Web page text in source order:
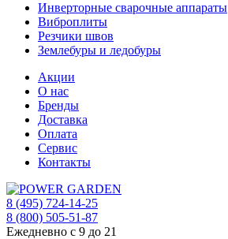
Инверторные сварочные аппараты
Виброплиты
Резчики швов
Землебуры и ледобуры
Акции
О нас
Бренды
Доставка
Оплата
Сервис
Контакты
8 (495) 724-14-25
8 (800) 505-51-87
Ежедневно с 9 до 21